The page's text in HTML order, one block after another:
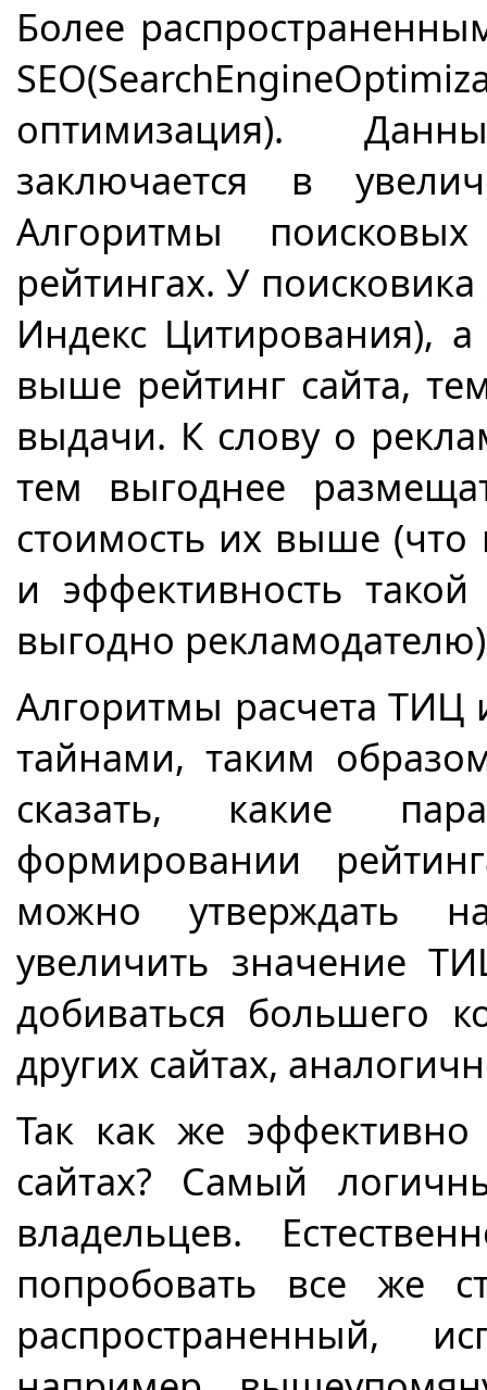
Более
SEO(SearchEngine
оптимизация).
заключается в
Алгоритмы
рейтингах. У
Индекс Цитирования),
выше рейтинг сайта,
выдачи. К слову о
тем выгоднее
стоимость их выше (что
и эффективность
выгодно
Алгоритмы расчета ТИЦ
тайнами, таким
сказать, какие
формировании
можно утверждать
увеличить значение
добиваться большего
других сайтах,
Так как же
сайтах? Самый
владельцев.
попробовать все же
распространенный,